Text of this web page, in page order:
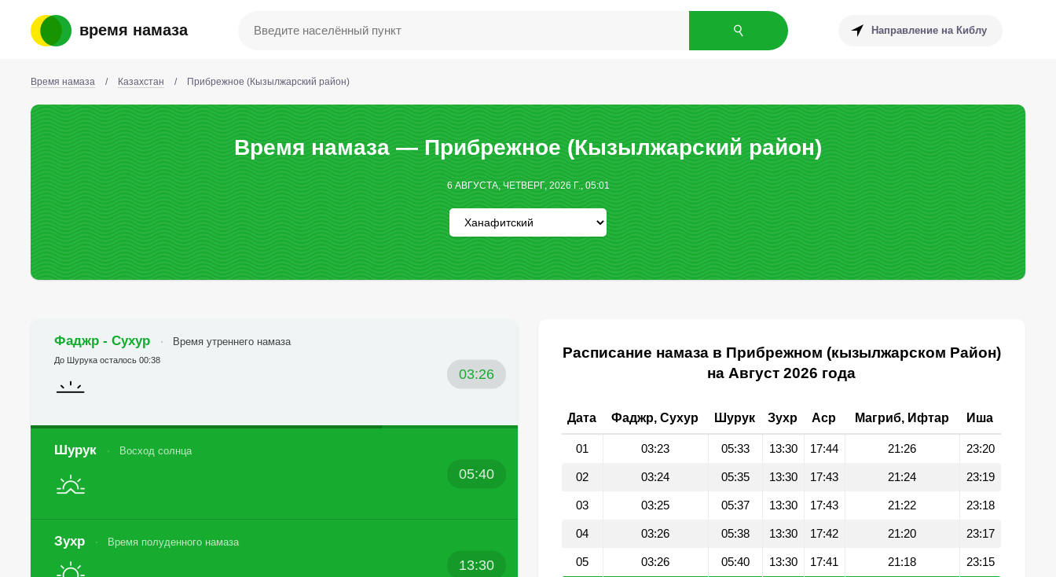
время намаза Направление на Киблу
Время намаза / Казахстан / Прибрежное (Кызылжарский район)
Время намаза — Прибрежное (Кызылжарский район)
6 АВГУСТА, ЧЕТВЕРГ, 2026 Г., 05:01
Фаджр - Сухур Время утреннего намаза
03:26
До Шурука осталось 00:38
Шурук Восход солнца
05:40
Зухр Время полуденного намаза
13:30
Расписание намаза в Прибрежном (кызылжарском Район)
на Август 2026 года
Дата Фаджр, Сухур Шурук Зухр Аср Магриб, Ифтар Иша
01 03:23 05:33 13:30 17:44 21:26 23:20
02 03:24 05:35 13:30 17:43 21:24 23:19
03 03:25 05:37 13:30 17:43 21:22 23:18
04 03:26 05:38 13:30 17:42 21:20 23:17
05 03:26 05:40 13:30 17:41 21:18 23:15